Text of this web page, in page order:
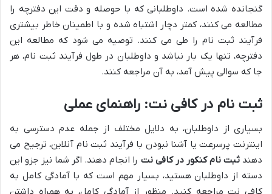
گنجانده شده است. داوطلبانی که با حوصله و دقت این دفترچه را
مطالعه می کنند، کمتر دچار اشتباه شده و با اطمینان خاطر بیشتری
فرآیند ثبت نام را طی می کنند. توصیه می شود که مطالعه این
دفترچه، تنها یک بار نباشد و داوطلبان در طول فرآیند ثبت نام، هر
جا که سوالی پیش آمد، به آن مراجعه کنند.
ثبت نام در کافی نت: راهنمای عملی
بسیاری از داوطلبان، به دلایل مختلف از جمله عدم دسترسی به
اینترنت پرسرعت یا آشنا نبودن با فرآیند ثبت نام آنلاین، ترجیح می
دهندثبت نام کنکور در کافی نت را انجام دهند. اگر شما نیز جزو این
دسته از داوطلبان هستید، بسیار مهم است که با آمادگی کامل به
کافی نت مراجعه کنید. منظور از آمادگی کامل، به همراه داشتن